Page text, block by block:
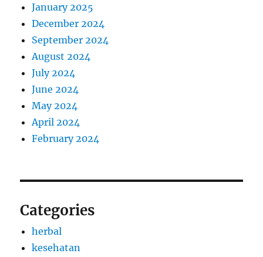
January 2025
December 2024
September 2024
August 2024
July 2024
June 2024
May 2024
April 2024
February 2024
Categories
herbal
kesehatan